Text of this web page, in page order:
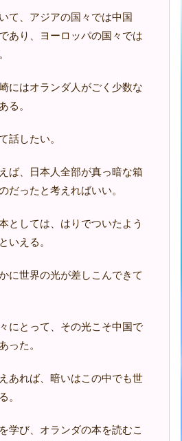
て、アジアの国々では中国
あり、ヨーロッパの国々では
にはオランダ人がごく少数な
る。
話したい。
ば、日本人全部が真っ暗な箱
だったと考えればいい。
としては、はりでついたよう
いえる。
に世界の光が差しこんできて
にとって、その光こそ中国で
った。
あれば、暗いはこの中でも世
。
学び、オランダの本を読むこ